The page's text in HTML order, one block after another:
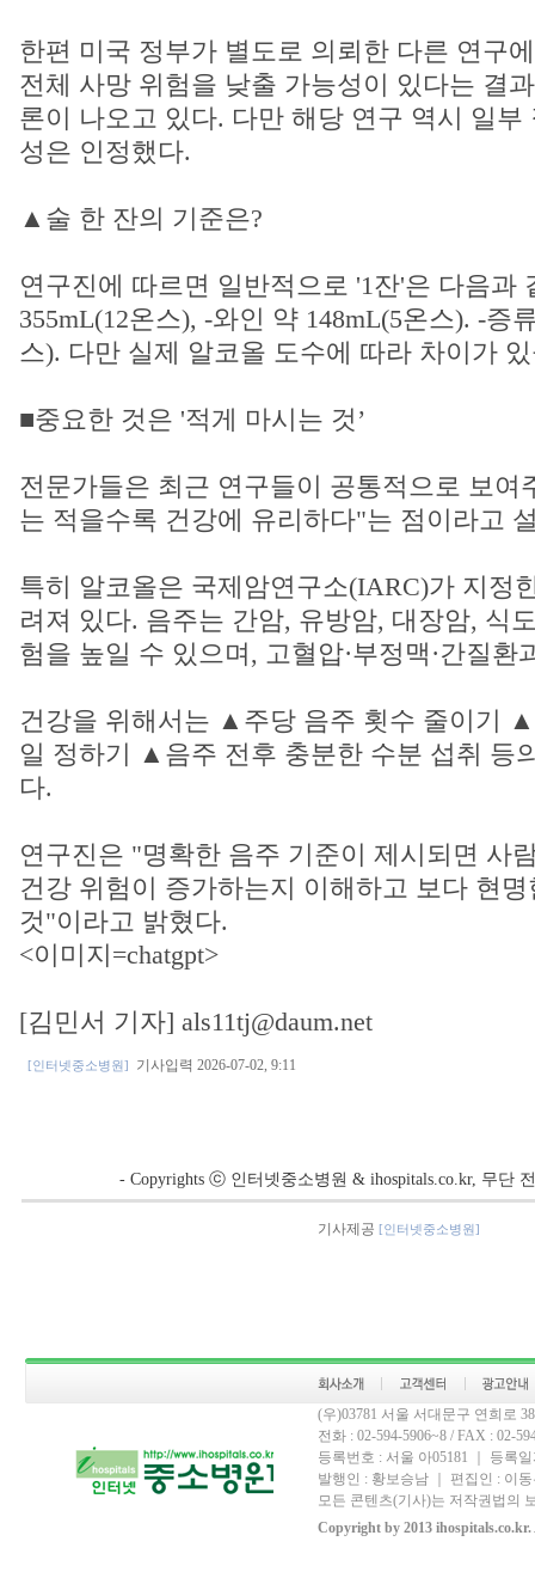
한편 미국 정부가 별도로 의뢰한 다른 연구
전체 사망 위험을 낮출 가능성이 있다는 결
론이 나오고 있다. 다만 해당 연구 역시 일부
성은 인정했다.
▲술 한 잔의 기준은?
연구진에 따르면 일반적으로 '1잔'은 다음과
355mL(12온스), -와인 약 148mL(5온스). -증
스). 다만 실제 알코올 도수에 따라 차이가
■중요한 것은 '적게 마시는 것’
전문가들은 최근 연구들이 공통적으로 보여
는 적을수록 건강에 유리하다"는 점이라고
특히 알코올은 국제암연구소(IARC)가 지정
려져 있다. 음주는 간암, 유방암, 대장암, 식
험을 높일 수 있으며, 고혈압·부정맥·간질환
건강을 위해서는 ▲주당 음주 횟수 줄이기
일 정하기 ▲음주 전후 충분한 수분 섭취 등
다.
연구진은 "명확한 음주 기준이 제시되면 사
건강 위험이 증가하는지 이해하고 보다 현
것"이라고 밝혔다.
<이미지=chatgpt>
[김민서 기자] als11tj@daum.net
[인터넷중소병원] 기사입력 2026-07-02, 9:11
- Copyrights ⓒ 인터넷중소병원 & ihospitals.co.kr, 무단
기사제공 [인터넷중소병원]
(우)03781 서울 서대문구 연희로
전화 : 02-594-5906~8 / FAX : 02-
등록번호 : 서울 아05181 ｜ 등록
발행인 : 황보승남 ｜ 편집인 : 이
모든 콘텐츠(기사)는 저작권법의
Copyright by 2013 ihospitals.co.kr.